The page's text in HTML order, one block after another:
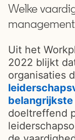
Welke
Uit het
2022 blijkt
organisaties
doeltreffend